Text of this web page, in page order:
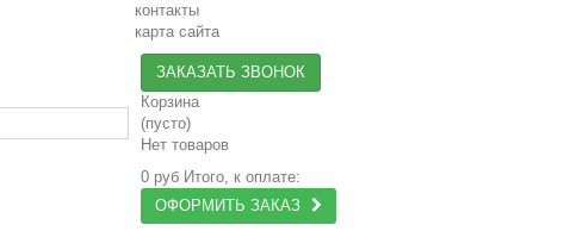
контакты
карта сайта
ЗАКАЗАТЬ ЗВОНОК
Корзина
(пусто)
Нет товаров
0 руб Итого, к оплате:
ОФОРМИТЬ ЗАКАЗ